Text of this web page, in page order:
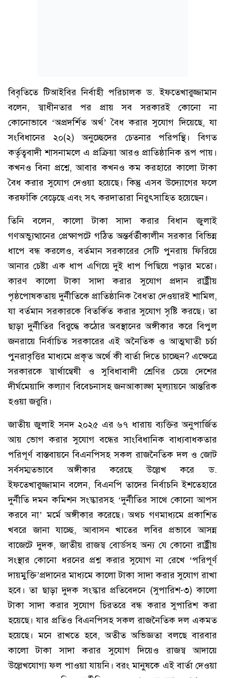
বিবৃতিতে টিআইবির নির্বাহী পরিচালক ড. ইফতেখারুজ্জামান
বলেন, স্বাধীনতার পর প্রায় সব সরকারই কোনো না
কোনোভাবে ‘অপ্রদর্শিত অর্থ’ বৈধ করার সুযোগ দিয়েছে, যা
সংবিধানের ২০(২) অনুচ্ছেদের চেতনার পরিপন্থি। বিগত
কর্তৃত্ববাদী শাসনামলে এ প্রক্রিয়া আরও প্রাতিষ্ঠানিক রূপ পায়।
কখনও বিনা প্রশ্নে, আবার কখনও কম করহারে কালো টাকা
বৈধ করার সুযোগ দেওয়া হয়েছে। কিন্তু এসব উদ্যোগের ফলে
করফাঁকি বেড়েছে এবং সৎ করদাতারা নিরুৎসাহিত হয়েছেন।
তিনি বলেন, কালো টাকা সাদা করার বিধান জুলাই
গণঅভ্যুত্থানের প্রেক্ষাপটে গঠিত অন্তর্বর্তীকালীন সরকার বিভিন্ন
ধাপে বন্ধ করলেও, বর্তমান সরকারের সেটি পুনরায় ফিরিয়ে
আনার চেষ্টা এক ধাপ এগিয়ে দুই ধাপ পিছিয়ে পড়ার মতো।
কারণ কালো টাকা সাদা করার সুযোগ প্রদান রাষ্ট্রীয়
পৃষ্ঠপোষকতায় দুর্নীতিকে প্রাতিষ্ঠানিক বৈধতা দেওয়ারই শামিল,
যা বর্তমান সরকারকে বিতর্কিত করার সুযোগ সৃষ্টি করছে। তা
ছাড়া দুর্নীতির বিরুদ্ধে কঠোর অবস্থানের অঙ্গীকার করে বিপুল
জনরায়ে নির্বাচিত সরকারের এই অনৈতিক ও আত্মঘাতী চর্চা
পুনরাবৃত্তির মাধ্যমে প্রকৃত অর্থে কী বার্তা দিতে চাচ্ছেন? এক্ষেত্রে
সরকারকে স্বার্থান্বেষী ও সুবিধাবাদী শ্রেণির চেয়ে দেশের
দীর্ঘমেয়াদি কল্যাণ বিবেচনাসহ জনআকাঙ্ক্ষা মূল্যায়নে আন্তরিক
হওয়া জরুরি।
জাতীয় জুলাই সনদ ২০২৫ এর ৬৭ ধারায় ব্যক্তির অনুপার্জিত
আয় ভোগ করার সুযোগ বন্ধের সাংবিধানিক বাধ্যবাধকতার
পরিপূর্ণ বাস্তবায়নে বিএনপিসহ সকল রাজনৈতিক দল ও জোট
সর্বসম্মতভাবে অঙ্গীকার করেছে উল্লেখ করে ড.
ইফতেখারুজ্জামান বলেন, বিএনপি তাদের নির্বাচনি ইশতেহারে
দুর্নীতি দমন কমিশন সংস্কারসহ ‘দুর্নীতির সাথে কোনো আপস
করবে না’ মর্মে অঙ্গীকার করেছে। অথচ গণমাধ্যমে প্রকাশিত
খবরে জানা যাচ্ছে, আবাসন খাতের লবির প্রভাবে আসন্ন
বাজেটে দুদক, জাতীয় রাজস্ব বোর্ডসহ অন্য যে কোনো রাষ্ট্রীয়
সংস্থার কোনো ধরনের প্রশ্ন করার সুযোগ না রেখে ‘পরিপূর্ণ
দায়মুক্তি’প্রদানের মাধ্যমে কালো টাকা সাদা করার সুযোগ রাখা
হবে। তা ছাড়া দুদক সংস্কার প্রতিবেদনে (সুপারিশ-৩) কালো
টাকা সাদা করার সুযোগ চিরতরে বন্ধ করার সুপারিশ করা
হয়েছে। যার প্রতিও বিএনপিসহ সকল রাজনৈতিক দল একমত
হয়েছে। মনে রাখতে হবে, অতীত অভিজ্ঞতা বলছে বারবার
কালো টাকা সাদা করার সুযোগ দিয়েও রাজস্ব আদায়ে
উল্লেখযোগ্য ফল পাওয়া যায়নি। বরং মানুষকে এই বার্তা দেওয়া